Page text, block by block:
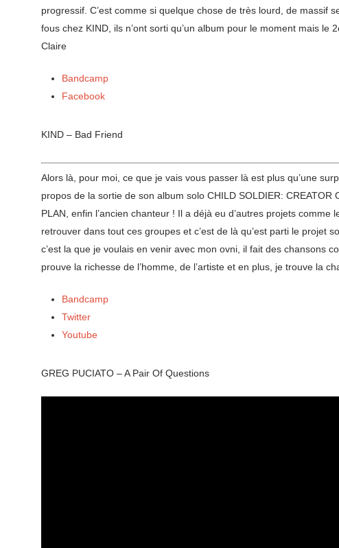
progressif. C’est comme si quelque chose de très lourd, de
fous chez KIND, ils n’ont sorti qu’un album pour le moment mais
Claire
Bandcamp
Facebook
KIND – Bad Friend
Alors là, pour moi, ce que je vais vous passer là est plus qu’une
propos de la sortie de son album solo CHILD SOLDIER:
PLAN, enfin l’ancien chanteur ! Il a déjà eu d’autres projets
retrouver dans tout ces groupes et c’est de là qu’est parti le projet
c’est la que je voulais en venir avec mon ovni, il fait des chansons
prouve la richesse de l’homme, de l’artiste et en plus, je trouve la
Bandcamp
Twitter
Youtube
GREG PUCIATO – A Pair Of Questions